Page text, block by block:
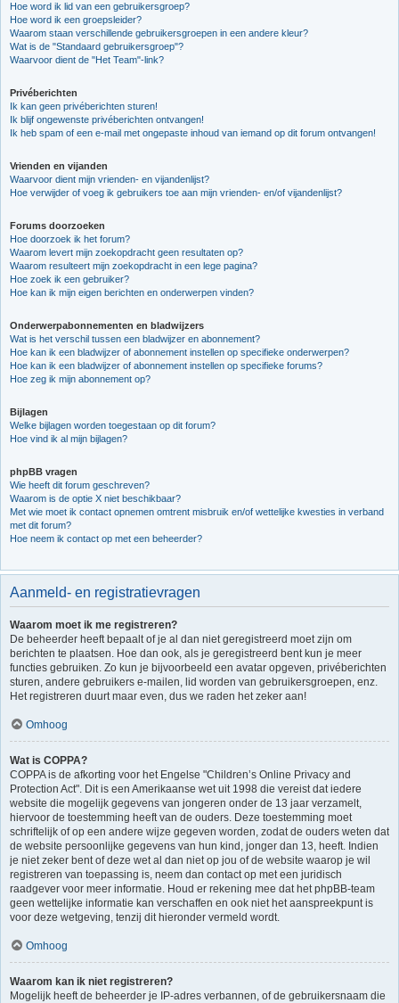
Hoe word ik lid van een gebruikersgroep?
Hoe word ik een groepsleider?
Waarom staan verschillende gebruikersgroepen in een andere kleur?
Wat is de "Standaard gebruikersgroep"?
Waarvoor dient de "Het Team"-link?
Privéberichten
Ik kan geen privéberichten sturen!
Ik blijf ongewenste privéberichten ontvangen!
Ik heb spam of een e-mail met ongepaste inhoud van iemand op dit forum ontvangen!
Vrienden en vijanden
Waarvoor dient mijn vrienden- en vijandenlijst?
Hoe verwijder of voeg ik gebruikers toe aan mijn vrienden- en/of vijandenlijst?
Forums doorzoeken
Hoe doorzoek ik het forum?
Waarom levert mijn zoekopdracht geen resultaten op?
Waarom resulteert mijn zoekopdracht in een lege pagina?
Hoe zoek ik een gebruiker?
Hoe kan ik mijn eigen berichten en onderwerpen vinden?
Onderwerpabonnementen en bladwijzers
Wat is het verschil tussen een bladwijzer en abonnement?
Hoe kan ik een bladwijzer of abonnement instellen op specifieke onderwerpen?
Hoe kan ik een bladwijzer of abonnement instellen op specifieke forums?
Hoe zeg ik mijn abonnement op?
Bijlagen
Welke bijlagen worden toegestaan op dit forum?
Hoe vind ik al mijn bijlagen?
phpBB vragen
Wie heeft dit forum geschreven?
Waarom is de optie X niet beschikbaar?
Met wie moet ik contact opnemen omtrent misbruik en/of wettelijke kwesties in verband
met dit forum?
Hoe neem ik contact op met een beheerder?
Aanmeld- en registratievragen
Waarom moet ik me registreren?
De beheerder heeft bepaalt of je al dan niet geregistreerd moet zijn om
berichten te plaatsen. Hoe dan ook, als je geregistreerd bent kun je meer
functies gebruiken. Zo kun je bijvoorbeeld een avatar opgeven, privéberichten
sturen, andere gebruikers e-mailen, lid worden van gebruikersgroepen, enz.
Het registreren duurt maar even, dus we raden het zeker aan!
Omhoog
Wat is COPPA?
COPPA is de afkorting voor het Engelse "Children’s Online Privacy and
Protection Act". Dit is een Amerikaanse wet uit 1998 die vereist dat iedere
website die mogelijk gegevens van jongeren onder de 13 jaar verzamelt,
hiervoor de toestemming heeft van de ouders. Deze toestemming moet
schriftelijk of op een andere wijze gegeven worden, zodat de ouders weten dat
de website persoonlijke gegevens van hun kind, jonger dan 13, heeft. Indien
je niet zeker bent of deze wet al dan niet op jou of de website waarop je wil
registreren van toepassing is, neem dan contact op met een juridisch
raadgever voor meer informatie. Houd er rekening mee dat het phpBB-team
geen wettelijke informatie kan verschaffen en ook niet het aanspreekpunt is
voor deze wetgeving, tenzij dit hieronder vermeld wordt.
Omhoog
Waarom kan ik niet registreren?
Mogelijk heeft de beheerder je IP-adres verbannen, of de gebruikersnaam die